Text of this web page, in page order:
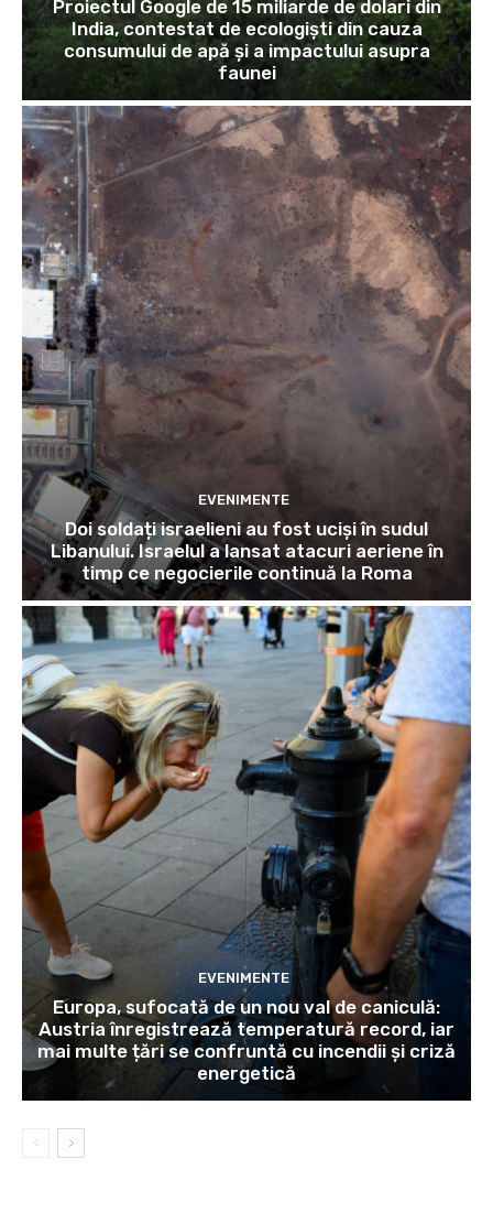
Proiectul Google de 15 miliarde de dolari din
India, contestat de ecologiști din cauza
consumului de apă și a impactului asupra
faunei
EVENIMENTE
Doi soldați israelieni au fost uciși în sudul
Libanului. Israelul a lansat atacuri aeriene în
timp ce negocierile continuă la Roma
EVENIMENTE
Europa, sufocată de un nou val de caniculă:
Austria înregistrează temperatură record, iar
mai multe țări se confruntă cu incendii și criză
energetică